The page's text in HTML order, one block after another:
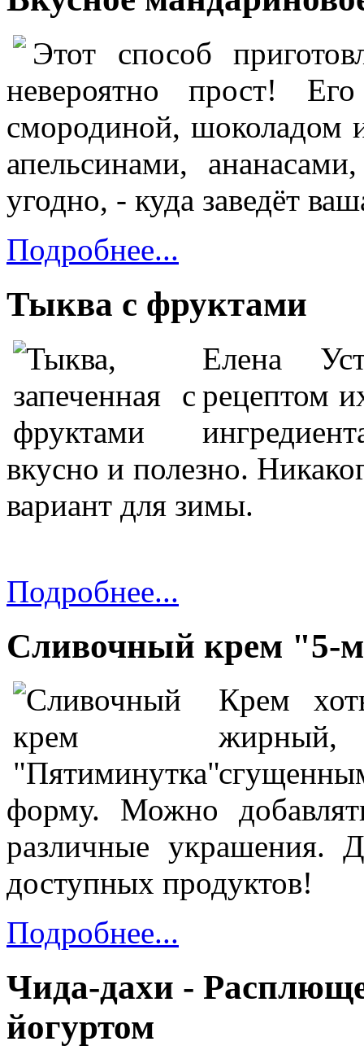
Этот способ
невероятно прост!
смородиной,
апельсинами,
угодно, - куда заведёт
Подробнее...
Тыква с фруктами
Елена
рецептом
вкусно и полезно.
вариант для зимы.
Подробнее...
Сливочный крем "5-
Крем
жирный,
форму. Можно
различные украшения.
доступных продуктов!
Подробнее...
Чида-дахи -
йогуртом